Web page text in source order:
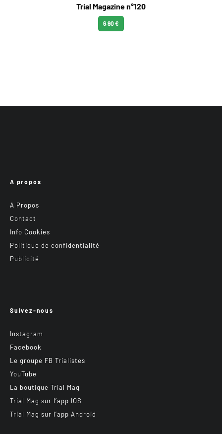
Trial Magazine n°120
6.90 €
A propos
A Propos
Contact
Info Cookies
Politique de confidentialité
Publicité
Suivez-nous
Instagram
Facebook
Le groupe FB Trialistes
YouTube
La boutique Trial Mag
Trial Mag sur l’app IOS
Trial Mag sur l’app Android